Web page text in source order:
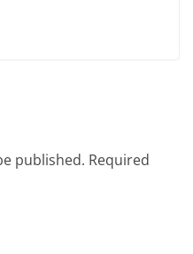
published. Required